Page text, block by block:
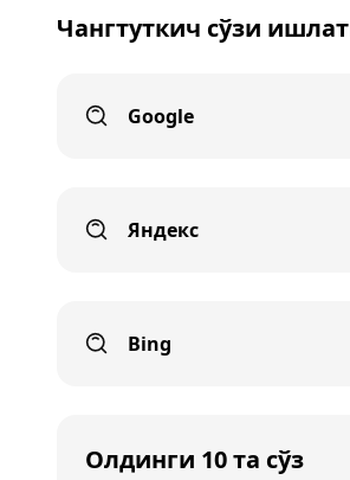
Чангтуткич сўзи
Google
Яндекс
Bing
Олдинги 10 та сўз